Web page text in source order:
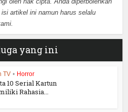
artikel ini namun harus selalu
yang ini
TV • Horror
10 Serial Kartun
Rahasia...